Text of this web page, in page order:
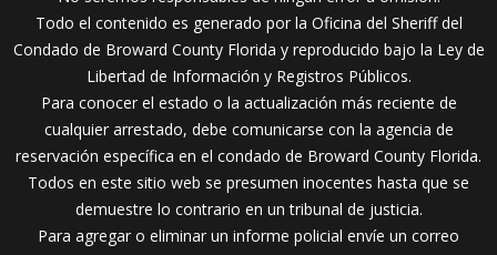
Todo el contenido es generado por la Oficina del Sheriff del
Condado de Broward County Florida y reproducido bajo la Ley de
Libertad de Información y Registros Públicos.
Para conocer el estado o la actualización más reciente de
cualquier arrestado, debe comunicarse con la agencia de
reservación específica en el condado de Broward County Florida.
Todos en este sitio web se presumen inocentes hasta que se
demuestre lo contrario en un tribunal de justicia.
Para agregar o eliminar un informe policial envíe un correo